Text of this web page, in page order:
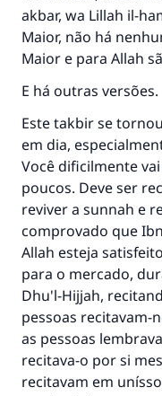
akbar, wa Lillah il-
Maior, não há
Maior e para Allah
E há outras versões.
Este takbir se
em dia,
Você dificilmente
poucos. Deve ser
reviver a sunnah e
comprovado que
Allah esteja
para o mercado,
Dhu'l-Hijjah,
pessoas recitavam-
as pessoas
recitava-o por si
recitavam em